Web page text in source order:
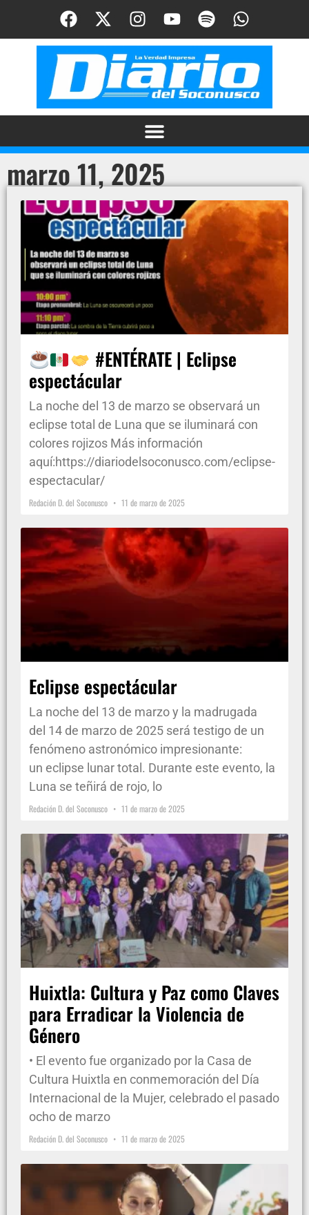
marzo 11, 2025
#ENTÉRATE | Eclipse
espectácular
La noche del 13 de marzo se observará un
eclipse total de Luna que se iluminará con
colores rojizos Más información
aquí:https://diariodelsoconusco.com/eclipse-
espectacular/
Redación D. del Soconusco 11 de marzo de 2025
Eclipse espectácular
La noche del 13 de marzo y la madrugada
del 14 de marzo de 2025 será testigo de un
fenómeno astronómico impresionante:
un eclipse lunar total. Durante este evento, la
Luna se teñirá de rojo, lo
Redación D. del Soconusco 11 de marzo de 2025
Huixtla: Cultura y Paz como Claves
para Erradicar la Violencia de
Género
• El evento fue organizado por la Casa de
Cultura Huixtla en conmemoración del Día
Internacional de la Mujer, celebrado el pasado
ocho de marzo
Redación D. del Soconusco 11 de marzo de 2025